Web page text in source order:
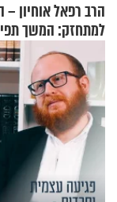
הרב רפאל אוחיון –
למתחזק: המשך
מאשרי ועד עלינו